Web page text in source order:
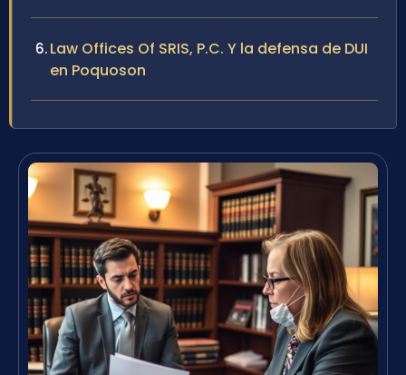
Law Offices Of SRIS, P.C. Y la defensa de DUI
en Poquoson